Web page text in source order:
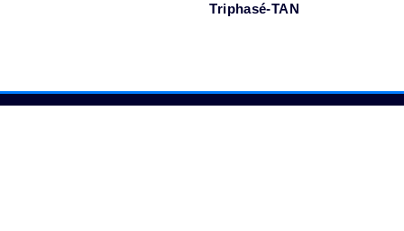
Triphasé-TAN